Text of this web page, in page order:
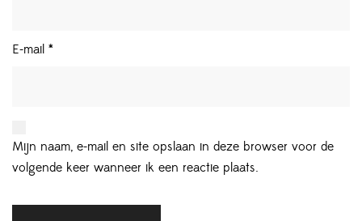
E-mail *
Mijn naam, e-mail en site opslaan in deze browser voor de
volgende keer wanneer ik een reactie plaats.